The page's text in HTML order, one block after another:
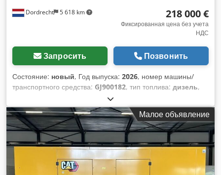
Dordrecht 5 618 km 218 000 €
Фиксированная цена без учета
НДС
Запросить Позвонить
Состояние: новый, Год выпуска: 2026, номер машины/
транспортного средства: GJ900182, тип топлива: дизель,
Caterpillar C32
Строительство Собственный вес: 11 481 кг Мощность
генератора: 1 400 кВА Размеры грузового отсека: 667 x 245
x 279 см Маркировка CE: да Объём водяного бака: 1000 л
Для получения дополнительной информации свяжитесь с
командой DPX. = Другие опции и аксессуары = Dkedpfxexxn
Rxo Akker - Аккумулятор - Панель управления - Стальная
крыша - Цистерна
Малое объявление